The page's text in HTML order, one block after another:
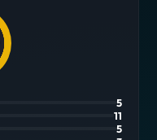
5
11
5